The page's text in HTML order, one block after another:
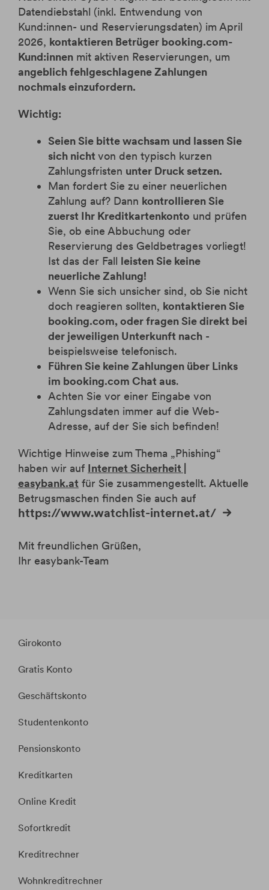
Änderung Rateneinzugskonto
Änderung Ratentermin
Hebelprodukte
Börsenhandel
Direkthandel
Krypto-ETPs
Investmentrechner
Wertpapier Blog
Steuerinformationen
eBanking Login
Datendiebstahl (inkl. Entwendung von
Kund:innen- und Reservierungsdaten) im April
2026, kontaktieren Betrüger booking.com-
Kund:innen mit aktiven Reservierungen, um
angeblich fehlgeschlagene Zahlungen
nochmals einzufordern.
Wichtig:
Seien Sie bitte wachsam und lassen Sie
sich nicht von den typisch kurzen
Zahlungsfristen unter Druck setzen.
Man fordert Sie zu einer neuerlichen
Zahlung auf? Dann kontrollieren Sie
zuerst Ihr Kreditkartenkonto und prüfen
Sie, ob eine Abbuchung oder
Reservierung des Geldbetrages vorliegt!
Ist das der Fall leisten Sie keine
neuerliche Zahlung!
Wenn Sie sich unsicher sind, ob Sie nicht
doch reagieren sollten, kontaktieren Sie
booking.com, oder fragen Sie direkt bei
der jeweiligen Unterkunft nach -
beispielsweise telefonisch.
Führen Sie keine Zahlungen über Links
im booking.com Chat aus.
Achten Sie vor einer Eingabe von
Zahlungsdaten immer auf die Web-
Adresse, auf der Sie sich befinden!
Wichtige Hinweise zum Thema „Phishing“
haben wir auf Internet Sicherheit |
easybank.at für Sie zusammengestellt. Aktuelle
Betrugsmaschen finden Sie auch auf
https://www.watchlist-internet.at/
Mit freundlichen Grüßen,
Ihr easybank-Team
Girokonto
Gratis Konto
Geschäftskonto
Studentenkonto
Pensionskonto
Kreditkarten
Online Kredit
Sofortkredit
Kreditrechner
Wohnkreditrechner